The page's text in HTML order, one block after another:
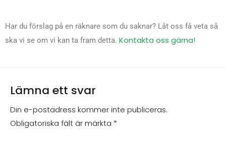
Har du förslag på en räknare som du saknar? Låt oss få veta så
ska vi se om vi kan ta fram detta. Kontakta oss gärna!
Lämna ett svar
Din e-postadress kommer inte publiceras.
Obligatoriska fält är märkta *